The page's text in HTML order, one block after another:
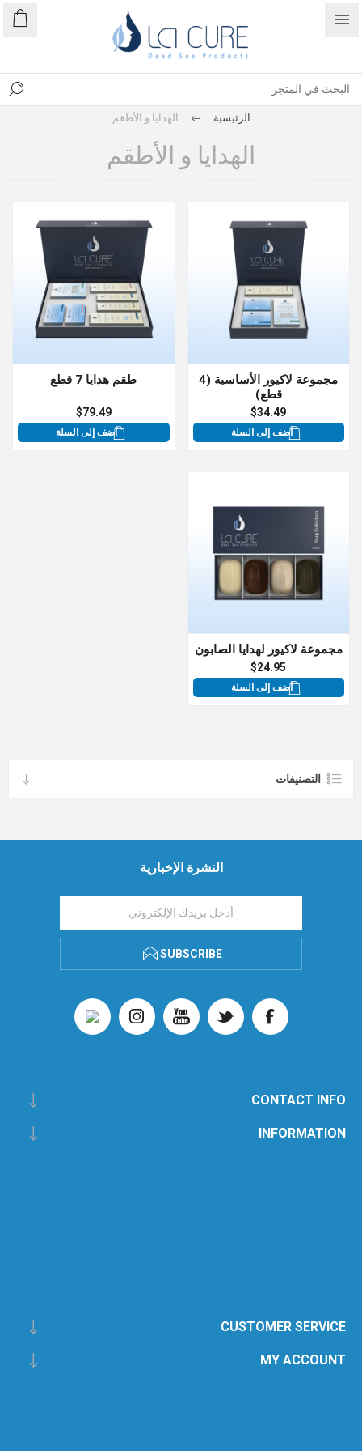
الرئيسية الهدايا و الأطقم
الهدايا و الأطقم
مجموعة لاكيور الأساسية (4
قطع)
$34.49
أضف إلى السلة
طقم هدايا 7 قطع
$79.49
أضف إلى السلة
مجموعة لاكيور لهدايا الصابون
$24.95
أضف إلى السلة
التصنيفات
النشرة الإخبارية
SUBSCRIBE
CONTACT INFO
INFORMATION
CUSTOMER SERVICE
MY ACCOUNT